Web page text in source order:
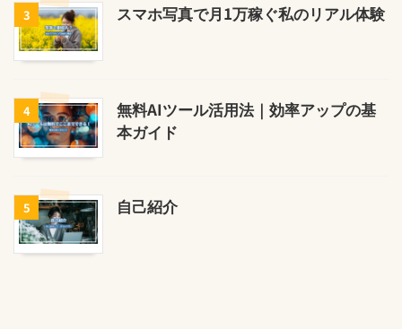
3 スマホ写真で月1万稼ぐ私のリアル体験
4
無料AIツール活用法｜効率アップの基
本ガイド
5 自己紹介